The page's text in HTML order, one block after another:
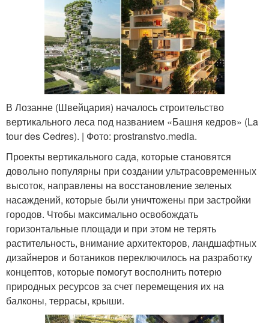
В Лозанне (Швейцария) началось строительство
вертикального леса под названием «Башня кедров» (La
tour des Cedres). | Фото: prostranstvo.media.
Проекты вертикального сада, которые становятся
довольно популярны при создании ультрасовременных
высоток, направлены на восстановление зеленых
насаждений, которые были уничтожены при застройки
городов. Чтобы максимально освобождать
горизонтальные площади и при этом не терять
растительность, внимание архитекторов, ландшафтных
дизайнеров и ботаников переключилось на разработку
концептов, которые помогут восполнить потерю
природных ресурсов за счет перемещения их на
балконы, террасы, крыши.